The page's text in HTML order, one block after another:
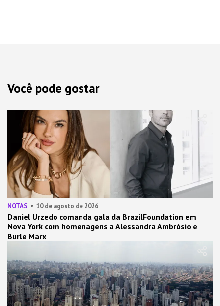
Você pode gostar
NOTAS 10 de agosto de 2026
Daniel Urzedo comanda gala da BrazilFoundation em
Nova York com homenagens a Alessandra Ambrósio e
Burle Marx